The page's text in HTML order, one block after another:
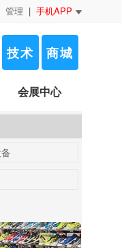
管理 | 手机APP
技术 商城
会展中心